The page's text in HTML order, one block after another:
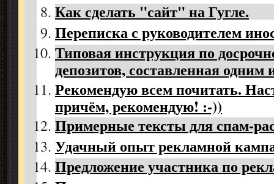
Как сделать "сайт" на Гугле.
Переписка с руководителем
Типовая инструкция по
депозитов, составленная одним
Рекомендую всем почитать.
причём, рекомендую! :-))
Примерные тексты для спам-
Удачный опыт рекламной
Предложение участника по